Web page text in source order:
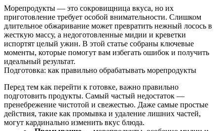
Морепродукты — это сокровищница вкуса, но их
приготовление требует особой внимательности. Слишком
длительное обжаривание может превратить нежный лосось в
жесткую массу, а недоготовленные мидии и креветки
испортят целый ужин. В этой статье собраны ключевые
моменты, которые помогут вам избегать ошибок и получить
идеальный результат.
Подготовка: как правильно обрабатывать морепродукты
Перед тем как перейти к готовке, важно правильно
подготовить продукты. Самый частый недостаток —
пренебрежение чистотой и свежестью. Даже самые простые
действия, такие как промывка и удаление лишних частей,
могут кардинально изменить вкус блюда.